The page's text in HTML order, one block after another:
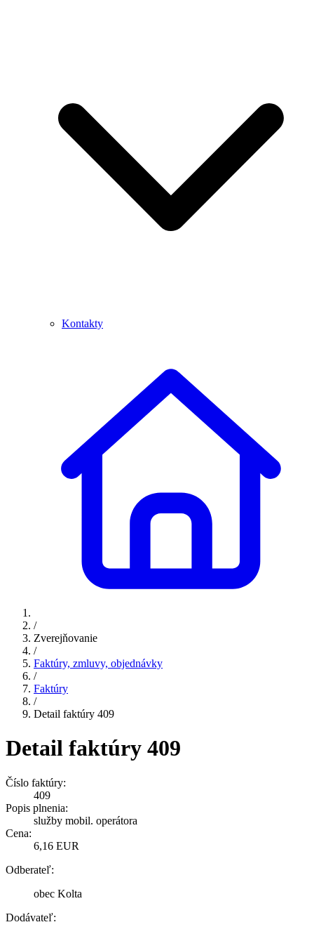
Kontakty
/
Zverejňovanie
/
Faktúry, zmluvy, objednávky
/
Faktúry
/
Detail faktúry 409
Detail faktúry 409
Číslo faktúry:
409
Popis plnenia:
služby mobil. operátora
Cena:
6,16 EUR
Odberateľ:
obec Kolta
Dodávateľ: